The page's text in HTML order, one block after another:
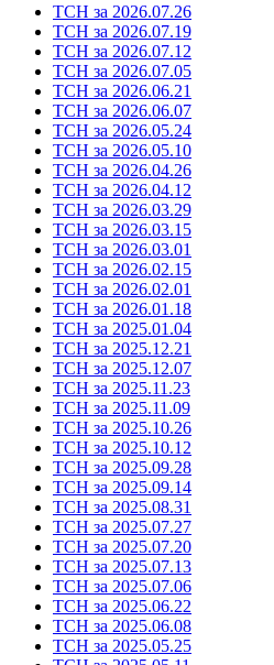
ТСН за 2026.07.26
ТСН за 2026.07.19
ТСН за 2026.07.12
ТСН за 2026.07.05
ТСН за 2026.06.21
ТСН за 2026.06.07
ТСН за 2026.05.24
ТСН за 2026.05.10
ТСН за 2026.04.26
ТСН за 2026.04.12
ТСН за 2026.03.29
ТСН за 2026.03.15
ТСН за 2026.03.01
ТСН за 2026.02.15
ТСН за 2026.02.01
ТСН за 2026.01.18
ТСН за 2025.01.04
ТСН за 2025.12.21
ТСН за 2025.12.07
ТСН за 2025.11.23
ТСН за 2025.11.09
ТСН за 2025.10.26
ТСН за 2025.10.12
ТСН за 2025.09.28
ТСН за 2025.09.14
ТСН за 2025.08.31
ТСН за 2025.07.27
ТСН за 2025.07.20
ТСН за 2025.07.13
ТСН за 2025.07.06
ТСН за 2025.06.22
ТСН за 2025.06.08
ТСН за 2025.05.25